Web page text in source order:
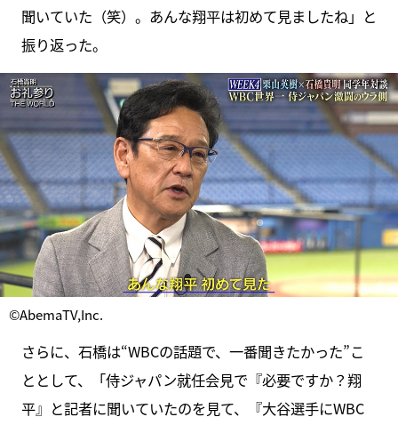
聞いていた（笑）。あんな翔平は初めて見ましたね」と
振り返った。
©AbemaTV,Inc.
さらに、石橋は“WBCの話題で、一番聞きたかった”こ
ととして、「侍ジャパン就任会見で『必要ですか？翔
平』と記者に聞いていたのを見て、『大谷選手にWBC